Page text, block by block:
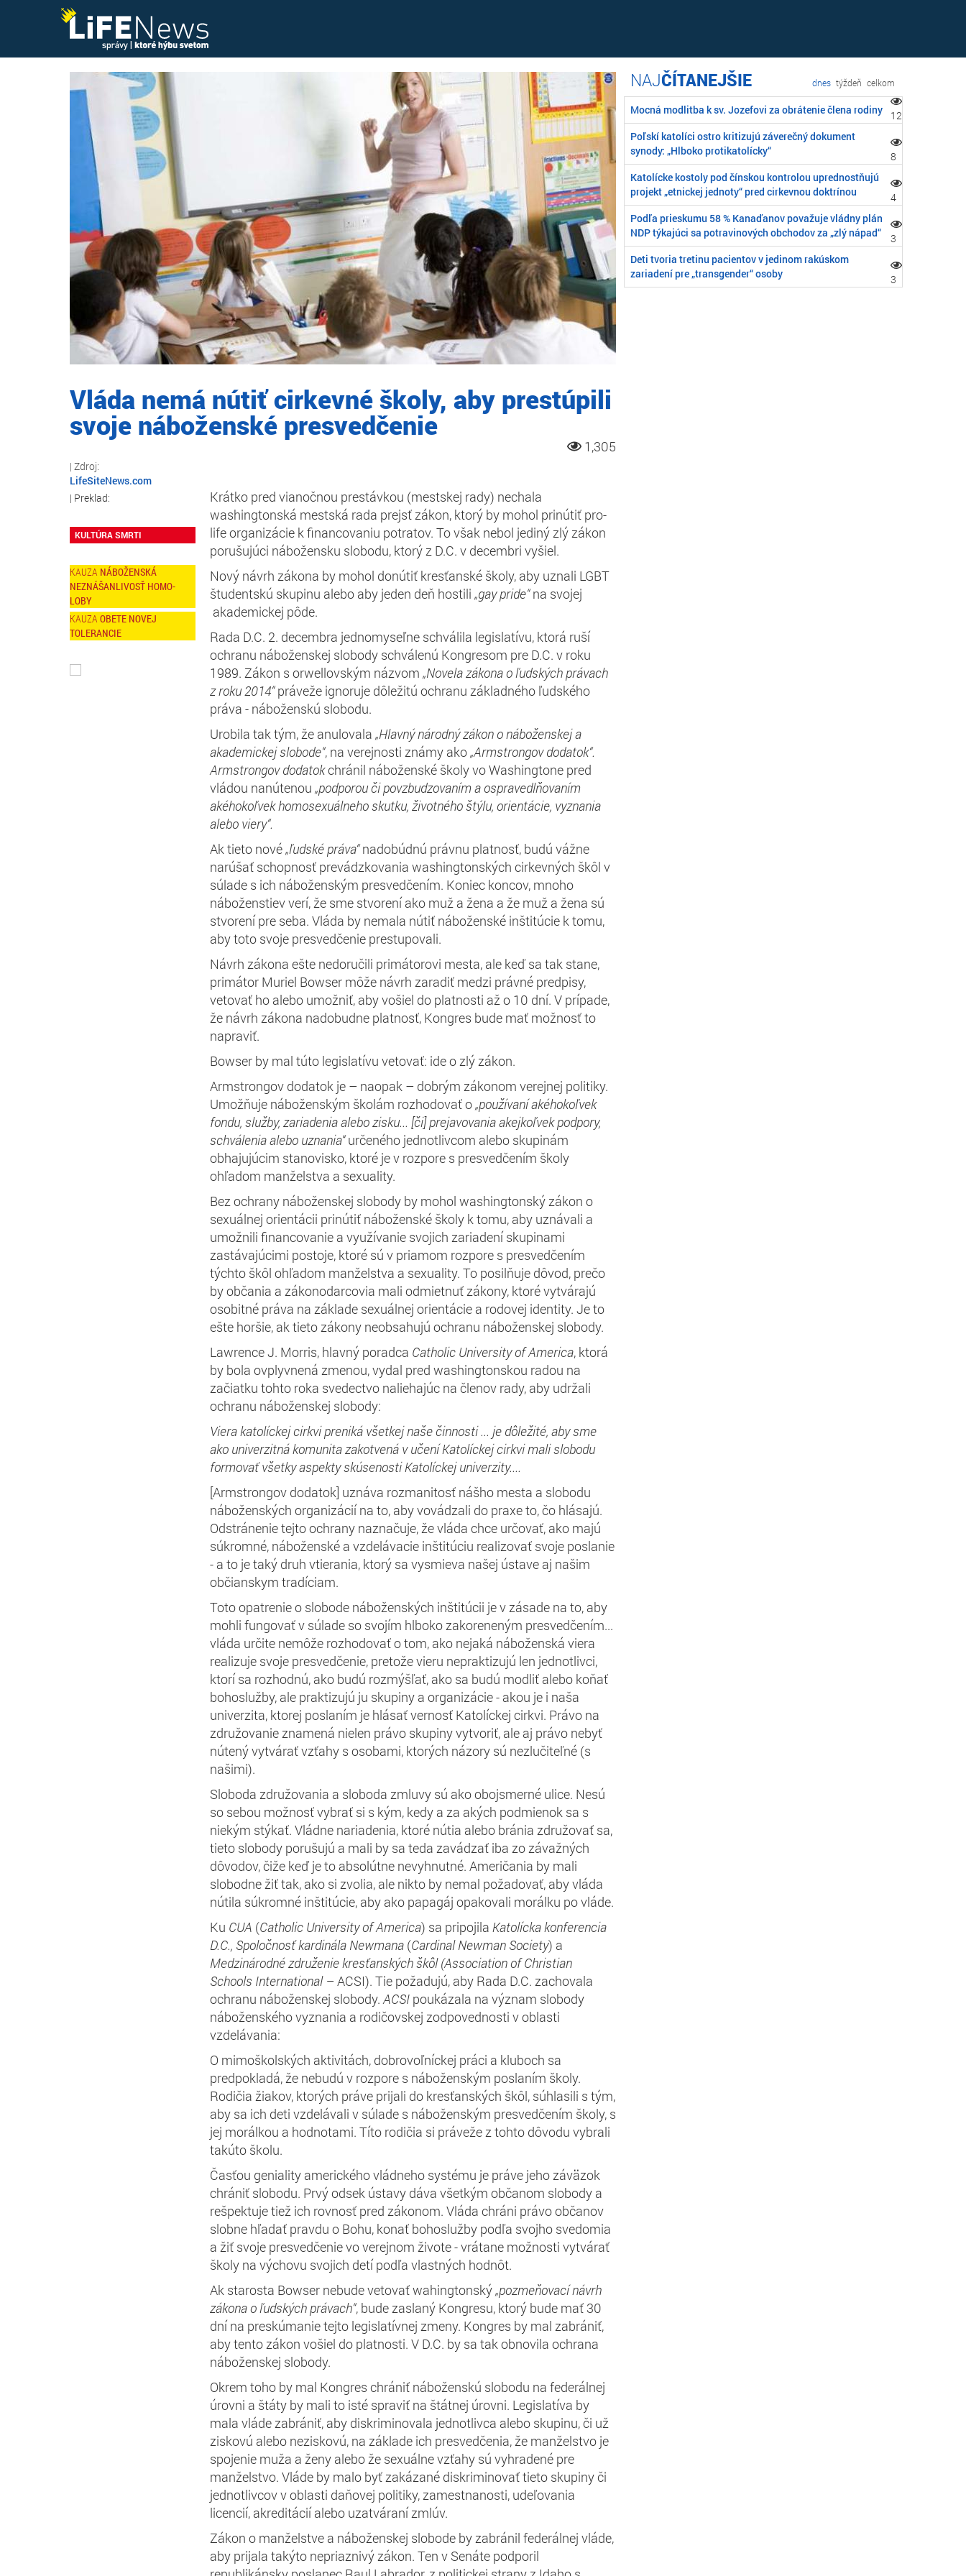
Vláda nemá nútiť cirkevné školy, aby prestúpili
svoje náboženské presvedčenie
1,305
LifeSiteNews.com
KULTÚRA SMRTI
NÁBOŽENSKÁ
NEZNÁŠANLIVOSŤ HOMO-
LOBY
OBETE NOVEJ
TOLERANCIE
Krátko pred vianočnou prestávkou (mestskej rady) nechala
washingtonská mestská rada prejsť zákon, ktorý by mohol prinútiť pro-
life organizácie k financovaniu potratov. To však nebol jediný zlý zákon
porušujúci nábožensku slobodu, ktorý z D.C. v decembri vyšiel.
Nový návrh zákona by mohol donútiť kresťanské školy, aby uznali LGBT
študentskú skupinu alebo aby jeden deň hostili „gay pride“na svojej
akademickej pôde.
Rada D.C. 2. decembra jednomyseľne schválila legislatívu, ktorá ruší
ochranu náboženskej slobody schválenú Kongresom pre D.C. v roku
1989. Zákon s orwellovským názvom „Novela zákona o ľudskýchprávach
z roku2014“práveže ignoruje dôležitú ochranu základného ľudského
práva - náboženskú slobodu.
Urobila tak tým, že anulovala „Hlavný národnýzákon onáboženskej a
akademickejslobode“, na verejnosti známy ako„Armstrongovdodatok“.
Armstrongov dodatokchránil náboženské školy vo Washingtone pred
vládou nanútenou „podporoučipovzbudzovanímaospravedlňovaním
akéhokoľvek homosexuálneho skutku, životnéhoštýlu, orientácie, vyznania
alebo viery“.
Ak tieto nové„ľudské práva“nadobúdnú právnu platnosť, budú vážne
narúšať schopnosť prevádzkovania washingtonských cirkevných škôl v
súlade s ich náboženským presvedčením. Koniec koncov, mnoho
náboženstiev verí, že sme stvorení ako muž a žena a že muž a žena sú
stvorení pre seba. Vláda by nemala nútiť náboženské inštitúcie k tomu,
aby toto svoje presvedčenie prestupovali.
Návrh zákona ešte nedoručili primátorovi mesta, ale keď sa tak stane,
primátor Muriel Bowser môže návrh zaradiť medzi právné predpisy,
vetovať ho alebo umožniť, aby vošiel do platnosti až o 10 dní. V prípade,
že návrh zákona nadobudne platnosť, Kongres bude mať možnosť to
napraviť.
Bowser by mal túto legislatívu vetovať: ide o zlý zákon.
Armstrongov dodatok je – naopak – dobrým zákonom verejnej politiky.
Umožňuje náboženským školám rozhodovať o„používaníakéhokoľvek
fondu, služby, zariadenia alebozisku... [či]prejavovaniaakejkoľvekpodpory,
schváleniaalebo uznania“určeného jednotlivcom alebo skupinám
obhajujúcim stanovisko, ktoré je v rozpore s presvedčením školy
ohľadom manželstva a sexuality.
Bez ochrany náboženskej slobody by mohol washingtonský zákon o
sexuálnej orientácii prinútiť náboženské školy k tomu, aby uznávali a
umožnili financovanie a využívanie svojich zariadení skupinami
zastávajúcimi postoje, ktoré sú v priamom rozpore s presvedčením
týchto škôl ohľadom manželstva a sexuality. To posilňuje dôvod, prečo
by občania a zákonodarcovia mali odmietnuť zákony, ktoré vytvárajú
osobitné práva na základe sexuálnej orientácie a rodovej identity. Je to
ešte horšie, ak tieto zákony neobsahujú ochranu náboženskej slobody.
Lawrence J. Morris, hlavný poradca Catholic University of America, ktorá
by bola ovplyvnená zmenou, vydal pred washingtonskou radou na
začiatku tohto roka svedectvo naliehajúc na členov rady, aby udržali
ochranu náboženskej slobody:
Viera katolíckej cirkvi preniká všetkej naše činnosti ... je dôležité, aby sme
ako univerzitná komunita zakotvená v učení Katolíckej cirkvi mali slobodu
formovať všetky aspekty skúsenosti Katolíckej univerzity....
[Armstrongov dodatok] uznáva rozmanitosť nášho mesta a slobodu
náboženských organizácií na to, aby vovádzali do praxe to, čo hlásajú.
Odstránenie tejto ochrany naznačuje, že vláda chce určovať, ako majú
súkromné, náboženské a vzdelávacie inštitúciu realizovať svoje poslanie
- a to je taký druh vtierania, ktorý sa vysmieva našej ústave aj našim
občianskym tradíciam.
Toto opatrenie o slobode náboženských inštitúcii je v zásade na to, aby
mohli fungovať v súlade so svojím hlboko zakoreneným presvedčením...
vláda určite nemôže rozhodovať o tom, ako nejaká náboženská viera
realizuje svoje presvedčenie, pretože vieru nepraktizujú len jednotlivci,
ktorí sa rozhodnú, ako budú rozmýšľať, ako sa budú modliť alebo koňať
bohoslužby, ale praktizujú ju skupiny a organizácie - akou je i naša
univerzita, ktorej poslaním je hlásať vernosť Katolíckej cirkvi. Právo na
združovanie znamená nielen právo skupiny vytvoriť, ale aj právo nebyť
nútený vytvárať vzťahy s osobami, ktorých názory sú nezlučiteľné (s
našimi).
Sloboda združovania a sloboda zmluvy sú ako obojsmerné ulice. Nesú
so sebou možnosť vybrať si s kým, kedy a za akých podmienok sa s
niekým stýkať. Vládne nariadenia, ktoré nútia alebo bránia združovať sa,
tieto slobody porušujú a mali by sa teda zavádzať iba zo závažných
dôvodov, čiže keď je to absolútne nevyhnutné. Američania by mali
slobodne žiť tak, ako si zvolia, ale nikto by nemal požadovať, aby vláda
nútila súkromné inštitúcie, aby ako papagáj opakovali morálku po vláde.
Ku CUA (Catholic University of America) sa pripojila Katolíckakonferencia
D.C., Spoločnosťkardinála Newmana (Cardinal Newman Society) a
Medzinárodné združenie kresťanských škôl(Association of Christian
Schools International – ACSI). Tie požadujú, aby Rada D.C. zachovala
ochranu náboženskej slobody.ACSI poukázala na význam slobody
náboženského vyznania a rodičovskej zodpovednosti v oblasti
vzdelávania:
O mimoškolských aktivitách, dobrovoľníckej práci a kluboch sa
predpokladá, že nebudú v rozpore s náboženským poslaním školy.
Rodičia žiakov, ktorých práve prijali do kresťanských škôl, súhlasili s tým,
aby sa ich deti vzdelávali v súlade s náboženským presvedčením školy, s
jej morálkou a hodnotami. Títo rodičia si práveže z tohto dôvodu vybrali
takúto školu.
Časťou geniality amerického vládneho systému je práve jeho záväzok
chrániť slobodu. Prvý odsek ústavy dáva všetkým občanom slobody a
rešpektuje tiež ich rovnosť pred zákonom. Vláda chráni právo občanov
slobne hľadať pravdu o Bohu, konať bohoslužby podľa svojho svedomia
a žiť svoje presvedčenie vo verejnom živote - vrátane možnosti vytvárať
školy na výchovu svojich detí podľa vlastných hodnôt.
Ak starosta Bowser nebude vetovať wahingtonský„pozmeňovací návrh
zákona oľudskýchprávach“, bude zaslaný Kongresu, ktorý bude mať 30
dní na preskúmanie tejto legislatívnej zmeny. Kongres by mal zabrániť,
aby tento zákon vošiel do platnosti. V D.C. by sa tak obnovila ochrana
náboženskej slobody.
Okrem toho by mal Kongres chrániť náboženskú slobodu na federálnej
úrovni a štáty by mali to isté spraviť na štátnej úrovni. Legislatíva by
mala vláde zabrániť, aby diskriminovala jednotlivca alebo skupinu, či už
ziskovú alebo neziskovú, na základe ich presvedčenia, že manželstvo je
spojenie muža a ženy alebo že sexuálne vzťahy sú vyhradené pre
manželstvo. Vláde by malo byť zakázané diskriminovať tieto skupiny či
jednotlivcov v oblasti daňovej politiky, zamestnanosti, udeľovania
licencií, akreditácií alebo uzatváraní zmlúv.
Zákon o manželstve a náboženskej slobode by zabránil federálnej vláde,
aby prijala takýto nepriaznivý zákon. Ten v Senáte podporil
ČÍTANEJŠIE dnes týždeň celkom
Mocná modlitba k sv. Jozefovi za obrátenie člena rodiny
12
Poľskí katolíci ostro kritizujú záverečný dokument
synody: „Hlboko protikatolícky“
8
Katolícke kostoly pod čínskou kontrolou uprednostňujú
projekt „etnickej jednoty“ pred cirkevnou doktrínou
4
Podľa prieskumu 58 % Kanaďanov považuje vládny plán
NDP týkajúci sa potravinových obchodov za „zlý nápad“
3
Deti tvoria tretinu pacientov v jedinom rakúskom
zariadení pre „transgender“ osoby
3